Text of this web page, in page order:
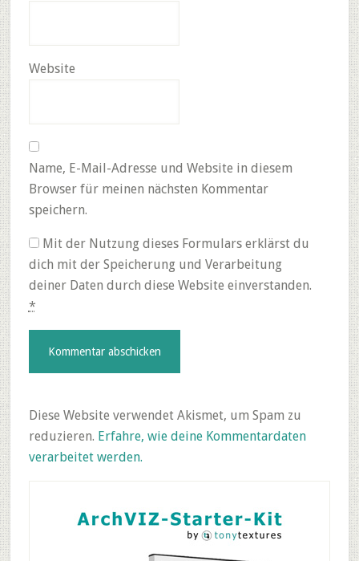
Website
Name, E-Mail-Adresse und Website in diesem
Browser für meinen nächsten Kommentar
speichern.
Mit der Nutzung dieses Formulars erklärst du
dich mit der Speicherung und Verarbeitung
deiner Daten durch diese Website einverstanden.
*
Diese Website verwendet Akismet, um Spam zu
reduzieren. Erfahre, wie deine Kommentardaten
verarbeitet werden.
Sidebar